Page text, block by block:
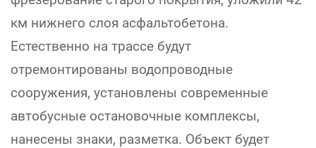
км нижнего слоя асфальтобетона.
Естественно на трассе будут
отремонтированы водопроводные
сооружения, установлены современные
автобусные остановочные комплексы,
нанесены знаки, разметка. Объект будет